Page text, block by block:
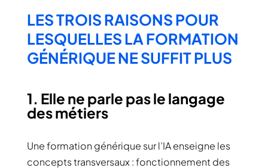
LES TROIS RAISONS POUR
LESQUELLES LA FORMATION
GÉNÉRIQUE NE SUFFIT PLUS
1. Elle ne parle pas le langage
des métiers
Une formation générique sur l’IA enseigne les
concepts transversaux : fonctionnement des